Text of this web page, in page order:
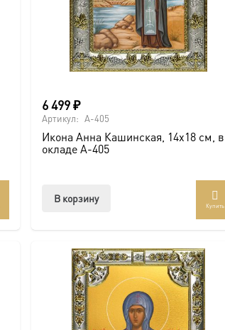
6 499₽
Артикул: A-405
Икона Анна Кашинская, 14х18 см, в
окладе A-405
В корзину
Купить